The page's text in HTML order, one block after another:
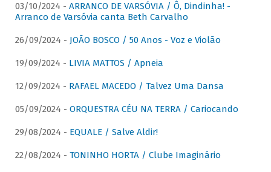
03/10/2024 - ARRANCO DE VARSÓVIA / Ô, Dindinha! -
Arranco de Varsóvia canta Beth Carvalho
26/09/2024 - JOÃO BOSCO / 50 Anos - Voz e Violão
19/09/2024 - LIVIA MATTOS / Apneia
12/09/2024 - RAFAEL MACEDO / Talvez Uma Dansa
05/09/2024 - ORQUESTRA CÉU NA TERRA / Cariocando
29/08/2024 - EQUALE / Salve Aldir!
22/08/2024 - TONINHO HORTA / Clube Imaginário